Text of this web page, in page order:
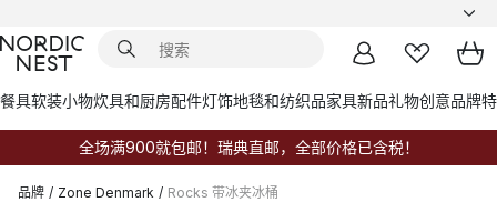
餐具软装小物炊具和厨房配件灯饰地毯和纺织品家具新品礼物创意品牌
全场满900就包邮！瑞典直邮，全部价格已含税！
品牌 / Zone Denmark / Rocks 带冰夹冰桶